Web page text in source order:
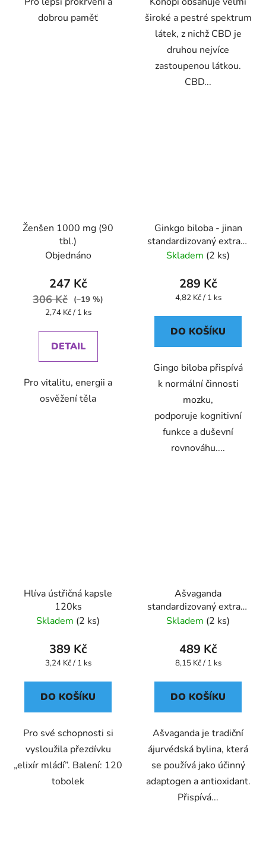
dobrou paměť
široké a pestré spektrum
látek, z nichž CBD je
druhou nejvíce
zastoupenou látkou.
CBD...
Ženšen 1000 mg (90
tbl.)
Objednáno
247 Kč
306 Kč
(–19 %)
Měrná
2,74 Kč / 1 ks
DETAIL
Pro vitalitu, energii a
osvěžení těla
Ginkgo biloba - jinan
standardizovaný extrakt
kapsle 60 ks
Skladem (2 ks)
289 Kč
Měrná
4,82 Kč / 1 ks
DO KOŠÍKU
Gingo biloba přispívá
k normální činnosti
mozku,
podporuje kognitivní
funkce a duševní
rovnováhu....
Hlíva ústřičná kapsle
120ks
Skladem (2 ks)
389 Kč
Měrná
3,24 Kč / 1 ks
DO KOŠÍKU
Pro své schopnosti si
vysloužila přezdívku
„elixír mládí”. Balení: 120
tobolek
Ašvaganda
standardizovaný extrakt
kapsle 60 ks
Skladem (2 ks)
489 Kč
Měrná
8,15 Kč / 1 ks
DO KOŠÍKU
Ašvaganda je tradiční
ájurvédská bylina, která
se používá jako účinný
adaptogen a antioxidant.
Přispívá...